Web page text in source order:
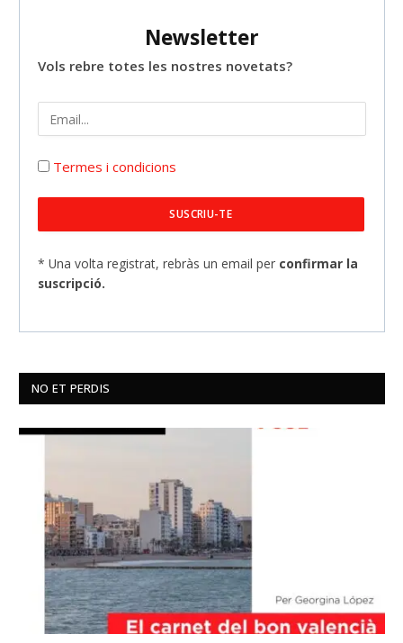
Newsletter
Vols rebre totes les nostres novetats?
Termes i condicions
* Una volta registrat, rebràs un email per confirmar la
suscripció.
NO ET PERDIS